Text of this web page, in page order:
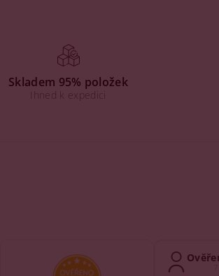
Skladem 95% položek
Ihned k expedici